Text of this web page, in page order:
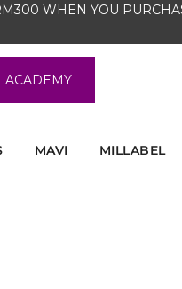
WHEN YOU
ACADEMY
MAVI MILLABEL